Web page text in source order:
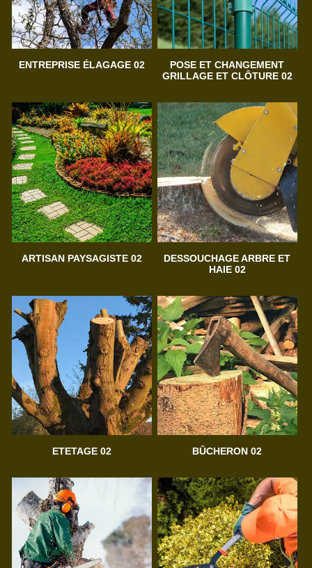
ENTREPRISE ÉLAGAGE 02
POSE ET CHANGEMENT
GRILLAGE ET CLÔTURE 02
ARTISAN PAYSAGISTE 02
DESSOUCHAGE ARBRE ET
HAIE 02
ETETAGE 02 BÛCHERON 02